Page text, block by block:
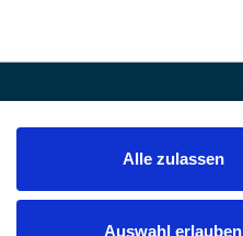
Alle zulassen
Auswahl erlauben